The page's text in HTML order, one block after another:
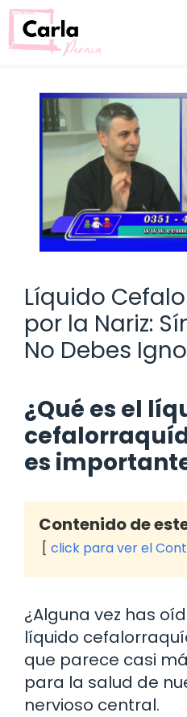
Saltar
al
contenido
Líquido
por la Nariz:
No Debes
¿Qué es el
es
Contenido de
click para ver el
¿Alguna vez has
líquido
que parece casi
para la salud de
nervioso central.